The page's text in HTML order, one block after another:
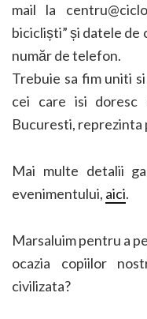
mail la
bicicliști” și datele de
număr de telefon.
Trebuie sa fim uniti
cei care isi doresc
Bucuresti, reprezinta
Mai multe detalii
evenimentului, aici.
Marsaluim pentru a
ocazia copiilor
civilizata?